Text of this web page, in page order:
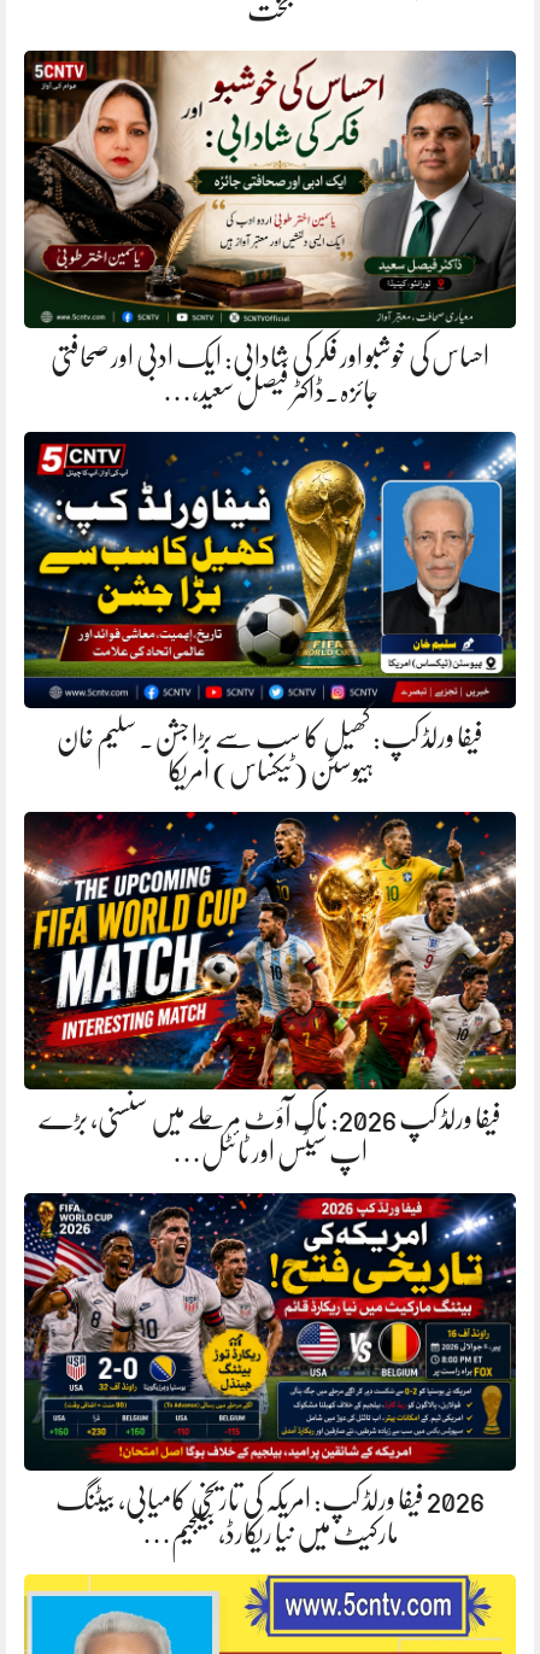
بخت
احساس کی خوشبو اور فکر کی شادابی: ایک ادبی اور صحافتی
جائزہ.ڈاکٹر فیصل سعید،…
فیفا ورلڈ کپ: کھیل کا سب سے بڑا جشن. سلیم خان
ہیوسٹن (ٹیکساس) امریکا
فیفا ورلڈ کپ 2026: ناک آؤٹ مرحلے میں سنسنی، بڑے
اپ سیٹس اور ٹائٹل…
2026 فیفا ورلڈ کپ: امریکہ کی تاریخی کامیابی، بیٹنگ
مارکیٹ میں نیا ریکارڈ، بیلجیم…